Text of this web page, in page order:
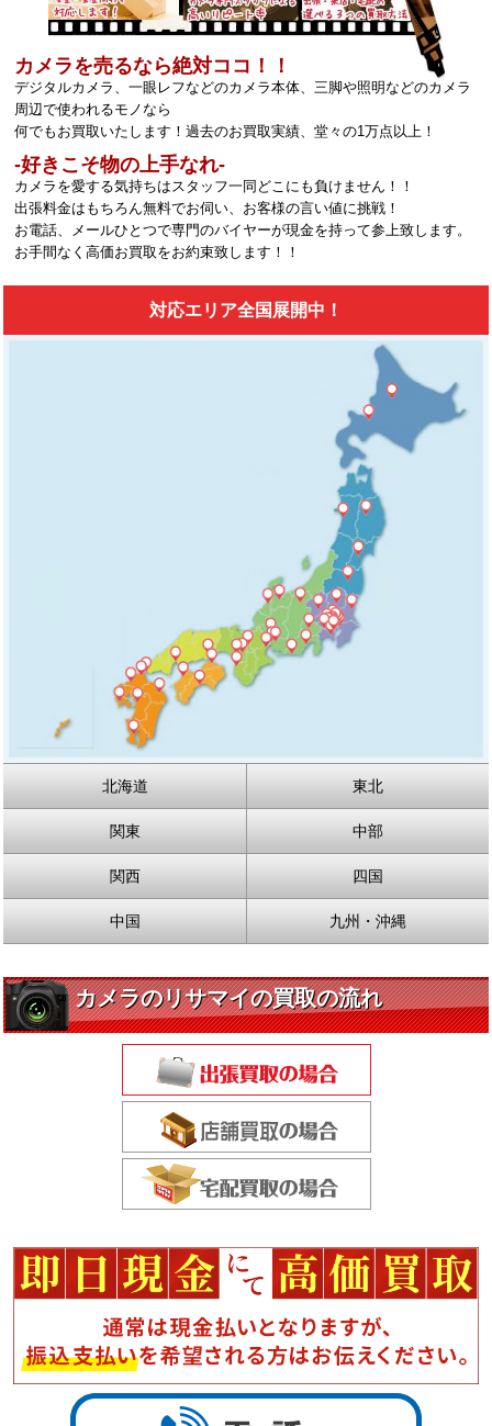
カメラを売るなら絶対ココ！！
デジタルカメラ、一眼レフなどのカメラ本体、三脚や照明などのカメラ
周辺で使われるモノなら
何でもお買取いたします！過去のお買取実績、堂々の1万点以上！
‐好きこそ物の上手なれ‐
カメラを愛する気持ちはスタッフ一同どこにも負けません！！
出張料金はもちろん無料でお伺い、お客様の言い値に挑戦！
お電話、メールひとつで専門のバイヤーが現金を持って参上致します。
お手間なく高価お買取をお約束致します！！
対応エリア全国展開中！
北海道 東北
関東 中部
関西 四国
中国 九州・沖縄